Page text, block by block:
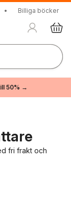
• Billiga böcker
50% →
fri frakt och